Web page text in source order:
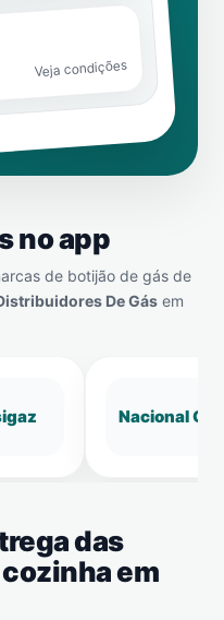
Veja condições
no app
de botijão de gás de
De Gás em
Nacional Gás
das
em